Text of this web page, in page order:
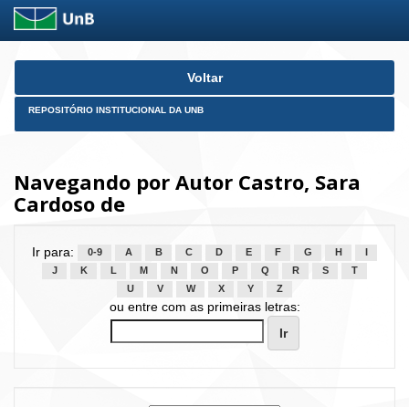
Skip
Voltar
REPOSITÓRIO INSTITUCIONAL DA UNB
Navegando por Autor Castro, Sara
Cardoso de
Ir para: 0-9 A B C D E F G H
J
K L M N O P Q R S
T
U
V W X Y Z
ou entre com as primeiras letras: